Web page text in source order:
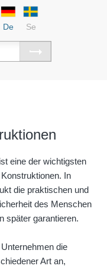
De Se
eine der wichtigsten
In
die praktischen und
des Menschen
später garantieren.
die
Art an,